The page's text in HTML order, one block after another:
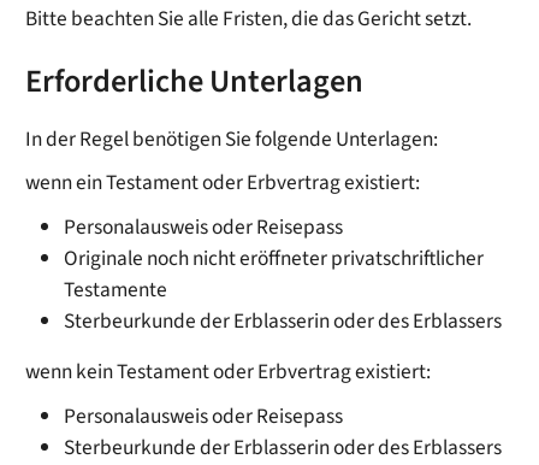
Bitte beachten Sie alle Fristen, die das Gericht setzt.
Erforderliche Unterlagen
In der Regel benötigen Sie folgende Unterlagen:
wenn ein Testament oder Erbvertrag existiert:
Personalausweis oder Reisepass
Originale noch nicht eröffneter privatschriftlicher
Testamente
Sterbeurkunde der Erblasserin oder des Erblassers
wenn kein Testament oder Erbvertrag existiert:
Personalausweis oder Reisepass
Sterbeurkunde der Erblasserin oder des Erblassers